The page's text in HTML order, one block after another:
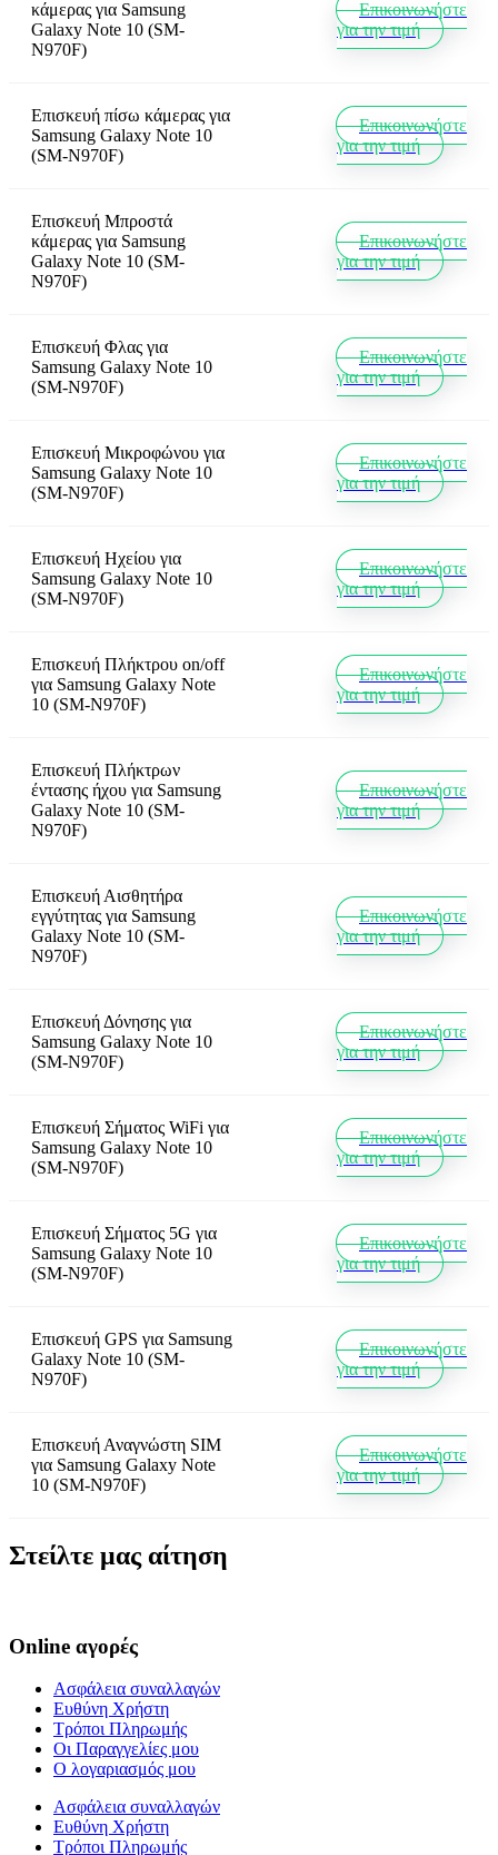
κάμερας για Samsung
Galaxy Note 10 (SM-
N970F)
Επικοινωνήστε
για την τιμή
Επισκευή πίσω κάμερας για
Samsung Galaxy Note 10
(SM-N970F)
Επικοινωνήστε
για την τιμή
Επισκευή Μπροστά
κάμερας για Samsung
Galaxy Note 10 (SM-
N970F)
Επικοινωνήστε
για την τιμή
Επισκευή Φλας για
Samsung Galaxy Note 10
(SM-N970F)
Επικοινωνήστε
για την τιμή
Επισκευή Μικροφώνου για
Samsung Galaxy Note 10
(SM-N970F)
Επικοινωνήστε
για την τιμή
Επισκευή Ηχείου για
Samsung Galaxy Note 10
(SM-N970F)
Επικοινωνήστε
για την τιμή
Επισκευή Πλήκτρου on/off
για Samsung Galaxy Note
10 (SM-N970F)
Επικοινωνήστε
για την τιμή
Επισκευή Πλήκτρων
έντασης ήχου για Samsung
Galaxy Note 10 (SM-
N970F)
Επικοινωνήστε
για την τιμή
Επισκευή Αισθητήρα
εγγύτητας για Samsung
Galaxy Note 10 (SM-
N970F)
Επικοινωνήστε
για την τιμή
Επισκευή Δόνησης για
Samsung Galaxy Note 10
(SM-N970F)
Επικοινωνήστε
για την τιμή
Επισκευή Σήματος WiFi για
Samsung Galaxy Note 10
(SM-N970F)
Επικοινωνήστε
για την τιμή
Επισκευή Σήματος 5G για
Samsung Galaxy Note 10
(SM-N970F)
Επικοινωνήστε
για την τιμή
Επισκευή GPS για Samsung
Galaxy Note 10 (SM-
N970F)
Επικοινωνήστε
για την τιμή
Επισκευή Αναγνώστη SIM
για Samsung Galaxy Note
10 (SM-N970F)
Επικοινωνήστε
για την τιμή
Στείλτε μας αίτηση
Online αγορές
Ασφάλεια συναλλαγών
Ευθύνη Χρήστη
Τρόποι Πληρωμής
Οι Παραγγελίες μου
Ο λογαριασμός μου
Ασφάλεια συναλλαγών
Ευθύνη Χρήστη
Τρόποι Πληρωμής